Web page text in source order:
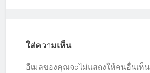
ใส่ความเห็น
อีเมลของคุณจะไม่แสดงให้คนอื่นเห็น